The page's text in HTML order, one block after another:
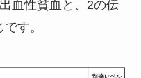
血性貧血と、2の伝
す。